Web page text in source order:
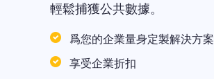
輕鬆捕獲公共數據。
爲您的企業量身定製解決方案
享受企業折扣